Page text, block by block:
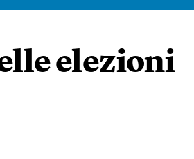
elezioni